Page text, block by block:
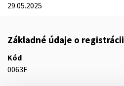
29.05.2025
Základné údaje o registrácii
Kód
0063F